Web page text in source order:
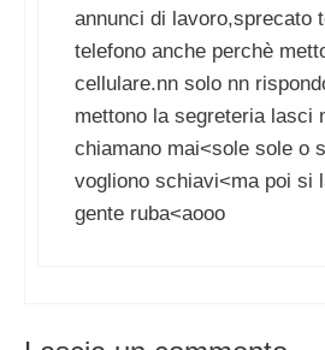
annunci di lavoro,sprecato
telefono anche perchè
cellulare.nn solo nn
mettono la segreteria lasci
chiamano mai<sole sole o
vogliono schiavi<ma poi si
gente ruba<aooo